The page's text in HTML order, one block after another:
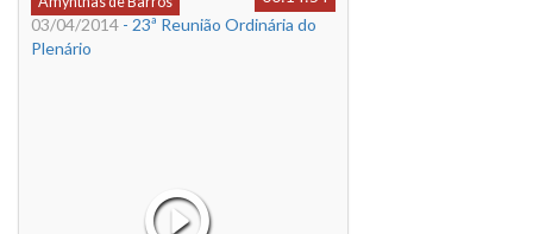
03/04/2014 - 23ª Reunião Ordinária do
Plenário